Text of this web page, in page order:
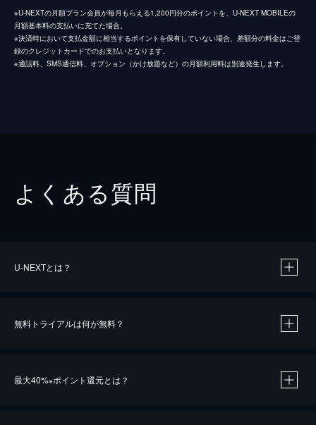
※U-NEXTの月額プラン会員が毎月もらえる1,200円分のポイントを、U-NEXT MOBILEの
月額基本料の支払いに充てた場合。
※決済時において支払金額に相当するポイントを保有していない場合、差額分の料金はご登
録のクレジットカードでのお支払いとなります。
※通話料、SMS通信料、オプション（かけ放題など）の月額利用料は別途発生します。
よくある質問
U-NEXTとは？
無料トライアルは何が無料？
最大40%※ポイント還元とは？